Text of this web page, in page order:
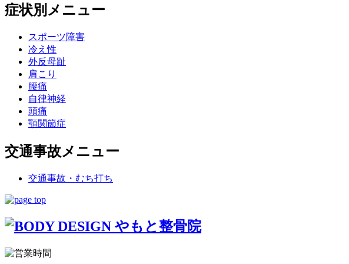
症状別メニュー
スポーツ障害
冷え性
外反母趾
肩こり
腰痛
自律神経
頭痛
顎関節症
交通事故メニュー
交通事故・むち打ち